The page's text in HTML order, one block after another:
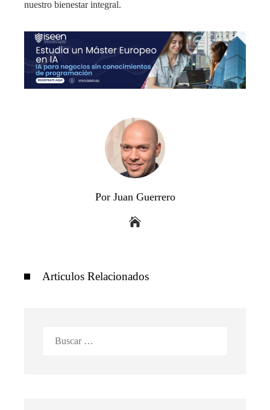
nuestro bienestar integral.
Por Juan Guerrero
Articulos Relacionados